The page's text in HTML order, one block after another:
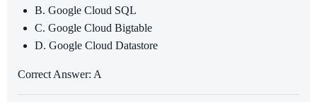
B. Google Cloud SQL
C. Google Cloud Bigtable
D. Google Cloud Datastore
Correct Answer: A